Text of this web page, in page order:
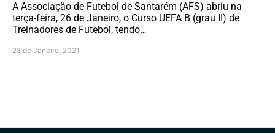
A Associação de Futebol de Santarém (AFS) abriu na
terça-feira, 26 de Janeiro, o Curso UEFA B (grau II) de
Treinadores de Futebol, tendo…
28 de Janeiro, 2021